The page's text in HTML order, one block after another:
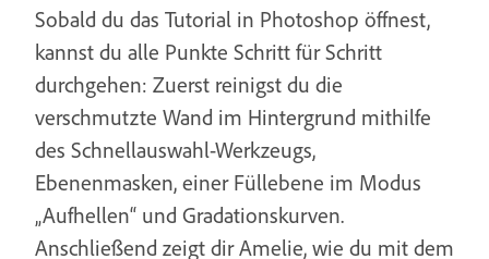
Sobald du das Tutorial in Photoshop öffnest,
kannst du alle Punkte Schritt für Schritt
durchgehen: Zuerst reinigst du die
verschmutzte Wand im Hintergrund mithilfe
des Schnellauswahl-Werkzeugs,
Ebenenmasken, einer Füllebene im Modus
„Aufhellen“ und Gradationskurven.
Anschließend zeigt dir Amelie, wie du mit dem